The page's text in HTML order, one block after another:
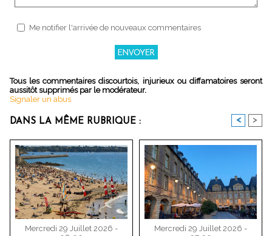
Me notifier l'arrivée de nouveaux commentaires
Tous les commentaires discourtois, injurieux ou diffamatoires seront
aussitôt supprimés par le modérateur.
Signaler un abus
DANS LA MÊME RUBRIQUE : < >
Mercredi 29 Juillet 2026 -
Mercredi 29 Juillet 2026 -